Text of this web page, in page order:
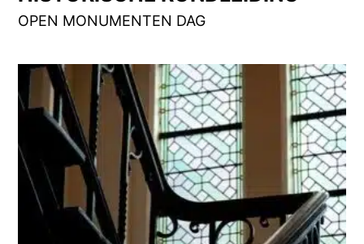
OPEN MONUMENTEN DAG